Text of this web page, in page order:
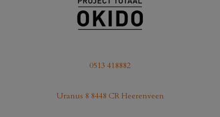
variaties.
Deze
optie
worden
de
0513 418882
Uranus 8 8448 CR Heerenveen